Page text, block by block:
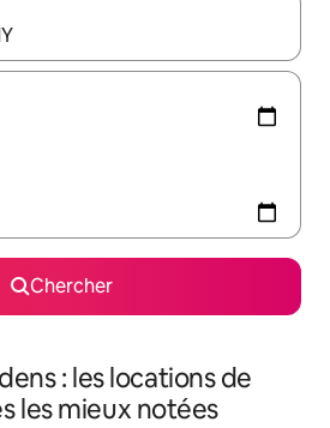
affichés, parcourez-les en utilisant
Chercher
: les locations de
les mieux notées